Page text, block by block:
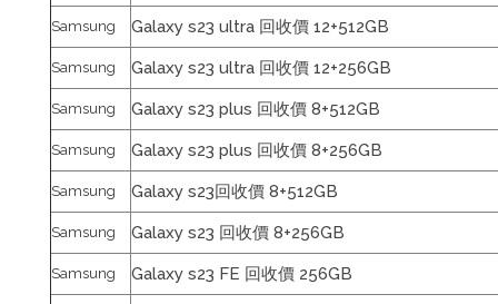
Samsung Galaxy s23 ultra 回收價 12+512GB
Samsung Galaxy s23 ultra 回收價 12+256GB
Samsung Galaxy s23 plus 回收價 8+512GB
Samsung Galaxy s23 plus 回收價 8+256GB
Samsung Galaxy s23回收價 8+512GB
Samsung Galaxy s23 回收價 8+256GB
Samsung Galaxy s23 FE 回收價 256GB